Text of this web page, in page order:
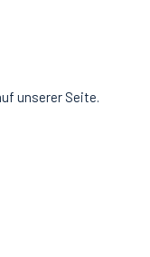
unserer Seite.